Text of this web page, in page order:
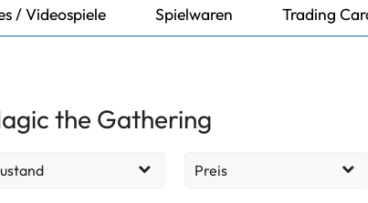
/ Videospiele Spielwaren Trading
the Gathering
Preis